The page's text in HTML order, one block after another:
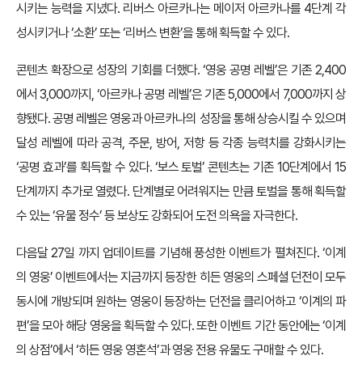
시키는 능력을 지녔다. 리버스 아르카나는 메이저 아르카나를 4단계 각
성시키거나 ‘소환’ 또는 ‘리버스 변환’을 통해 획득할 수 있다.
콘텐츠 확장으로 성장의 기회를 더했다. ‘영웅 공명 레벨’은 기존 2,400
에서 3,000까지, ‘아르카나 공명 레벨’은 기존 5,000에서 7,000까지 상
향됐다. 공명 레벨은 영웅과 아르카나의 성장을 통해 상승시킬 수 있으며
달성 레벨에 따라 공격, 주문, 방어, 저항 등 각종 능력치를 강화시키는
‘공명 효과’를 획득할 수 있다. ‘보스 토벌’ 콘텐츠는 기존 10단계에서 15
단계까지 추가로 열렸다. 단계별로 어려워지는 만큼 토벌을 통해 획득할
수 있는 ‘유물 정수’ 등 보상도 강화되어 도전 의욕을 자극한다.
다음달 27일 까지 업데이트를 기념해 풍성한 이벤트가 펼쳐진다. ‘이계
의 영웅’ 이벤트에서는 지금까지 등장한 히든 영웅의 스페셜 던전이 모두
동시에 개방되며 원하는 영웅이 등장하는 던전을 클리어하고 ‘이계의 파
편’을 모아 해당 영웅을 획득할 수 있다. 또한 이벤트 기간 동안에는 ‘이계
의 상점’에서 ‘히든 영웅 영혼석’과 영웅 전용 유물도 구매할 수 있다.